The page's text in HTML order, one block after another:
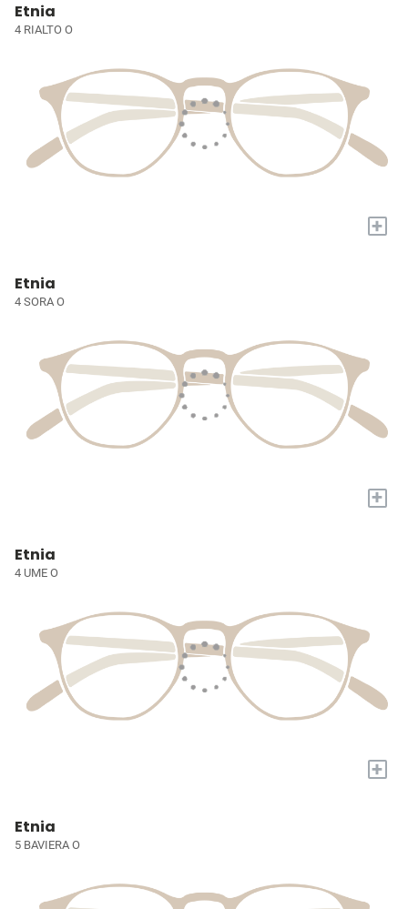
Etnia
4 RIALTO O
+
Etnia
4 SORA O
+
Etnia
4 UME O
+
Etnia
5 BAVIERA O